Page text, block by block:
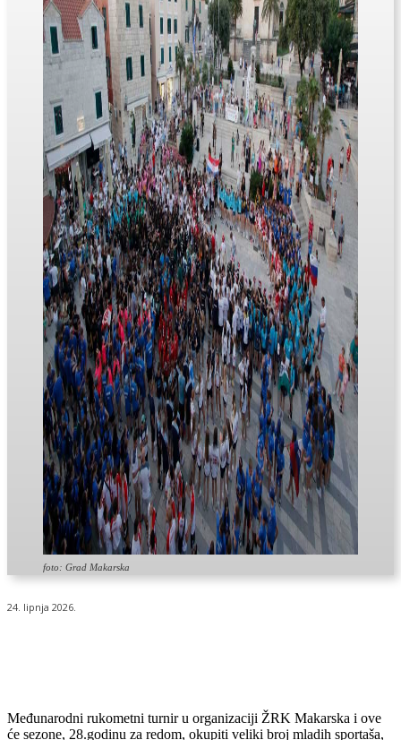
foto: Grad Makarska
24. lipnja 2026.
Međunarodni rukometni turnir u organizaciji ŽRK Makarska i ove
će sezone, 28.godinu za redom, okupiti veliki broj mladih sportaša,